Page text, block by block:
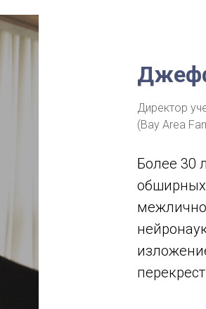
Директор
(Bay Area
Более 30
обширных